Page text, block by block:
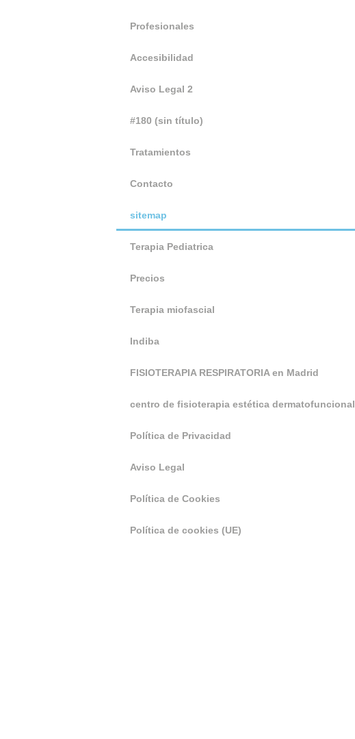
Profesionales
Accesibilidad
Aviso Legal 2
#180 (sin título)
Tratamientos
Contacto
sitemap
Terapia Pediatrica
Precios
Terapia miofascial
Indiba
FISIOTERAPIA RESPIRATORIA en Madrid
centro de fisioterapia estética dermatofuncional
Política de Privacidad
Aviso Legal
Política de Cookies
Política de cookies (UE)